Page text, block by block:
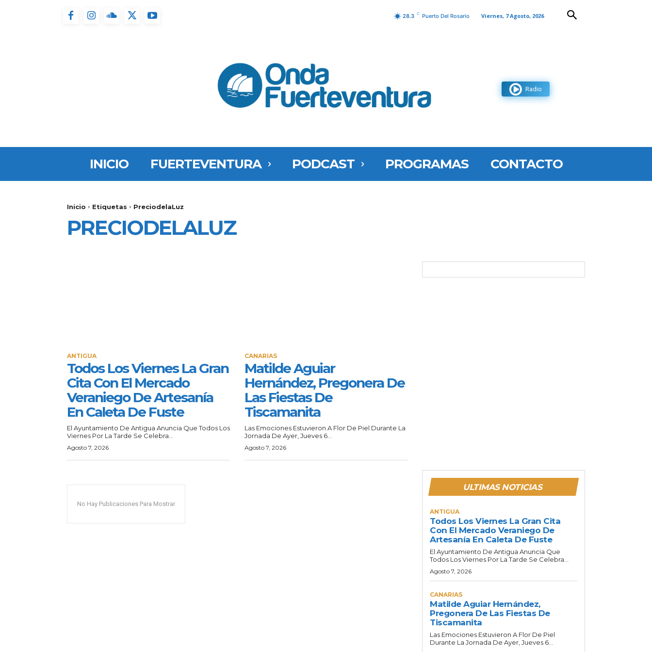
28.3 C Puerto Del Rosario Viernes, 7 Agosto, 2026
Radio
INICIO FUERTEVENTURA PODCAST PROGRAMAS CONTACTO
Inicio Etiquetas PreciodelaLuz
PRECIODELALUZ
ANTIGUA
Todos Los Viernes La Gran
Cita Con El Mercado
Veraniego De Artesanía
En Caleta De Fuste
El Ayuntamiento De Antigua Anuncia Que Todos Los
Viernes Por La Tarde Se Celebra...
Agosto 7, 2026
CANARIAS
Matilde Aguiar
Hernández, Pregonera De
Las Fiestas De
Tiscamanita
Las Emociones Estuvieron A Flor De Piel Durante La
Jornada De Ayer, Jueves 6...
Agosto 7, 2026
No Hay Publicaciones Para Mostrar
ULTIMAS NOTICIAS
ANTIGUA
Todos Los Viernes La Gran Cita
Con El Mercado Veraniego De
Artesanía En Caleta De Fuste
El Ayuntamiento De Antigua Anuncia Que
Todos Los Viernes Por La Tarde Se Celebra...
Agosto 7, 2026
CANARIAS
Matilde Aguiar Hernández,
Pregonera De Las Fiestas De
Tiscamanita
Las Emociones Estuvieron A Flor De Piel
Durante La Jornada De Ayer, Jueves 6...